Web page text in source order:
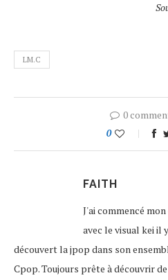
LM.C
0
0
FAITH
J'ai commencé
avec le visual kei il
découvert la jpop dans son
Cpop. Toujours prête à découvrir